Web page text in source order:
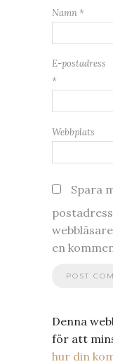
Namn *
E-postadress
*
Webbplats
Spara
en
Denna
för att
hur din